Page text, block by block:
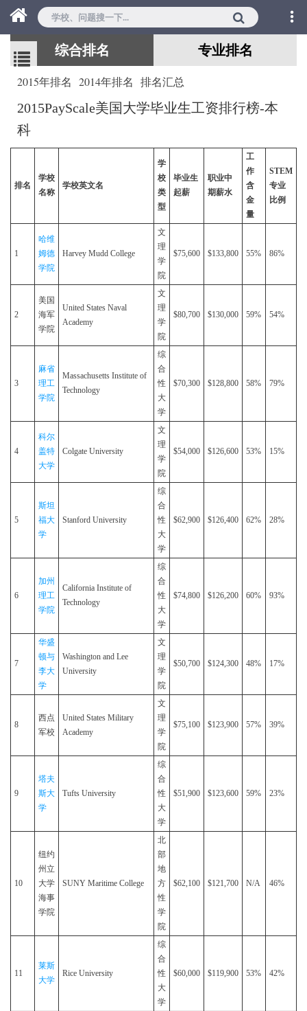
综合排名 专业排名
2015年排名 2014年排名 排名汇总
2015PayScale美国大学毕业生工资排行榜-本
科
排名
学校
名称
学校英文名
学
校
类
型
毕业生
起薪
职业中
期薪水
工
作
含
金
量
STEM
专业
比例
1
哈维
姆德
学院
Harvey Mudd College
文
理
学
院
$75,600 $133,800 55% 86%
2
美国
海军
学院
United States Naval
Academy
文
理
学
院
$80,700 $130,000 59% 54%
3
麻省
理工
学院
Massachusetts Institute of
Technology
综
合
性
大
学
$70,300 $128,800 58% 79%
4
科尔
盖特
大学
Colgate University
文
理
学
院
$54,000 $126,600 53% 15%
5
斯坦
福大
学
Stanford University
综
合
性
大
学
$62,900 $126,400 62% 28%
6
加州
理工
学院
California Institute of
Technology
综
合
性
大
学
$74,800 $126,200 60% 93%
7
华盛
顿与
李大
学
Washington and Lee
University
文
理
学
院
$50,700 $124,300 48% 17%
8
西点
军校
United States Military
Academy
文
理
学
院
$75,100 $123,900 57% 39%
9
塔夫
斯大
学
Tufts University
综
合
性
大
学
$51,900 $123,600 59% 23%
10
纽约
州立
大学
海事
学院
SUNY Maritime College
北
部
地
方
性
学
院
$62,100 $121,700 N/A 46%
11
莱斯
大学
Rice University
综
合
性
大
学
$60,000 $119,900 53% 42%